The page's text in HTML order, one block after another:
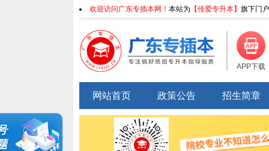
欢迎访问广东专插本网！ 本站为 【传爱专升本】 旗下门
APP下载
网站首页 政策公告 招生简章